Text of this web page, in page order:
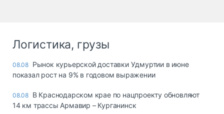
Логистика, грузы
08.08 Рынок курьерской доставки Удмуртии в июне
показал рост на 9% в годовом выражении
08.08 В Краснодарском крае по нацпроекту обновляют
14 км трассы Армавир – Курганинск